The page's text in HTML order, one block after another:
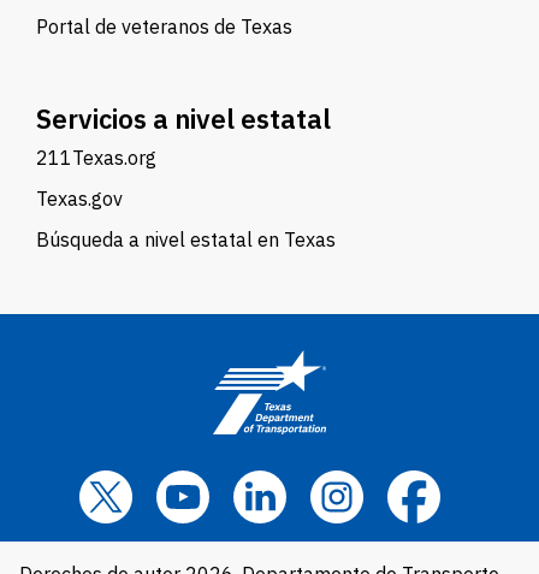
Portal de veteranos de Texas
Servicios a nivel estatal
211Texas.org
Texas.gov
Búsqueda a nivel estatal en Texas